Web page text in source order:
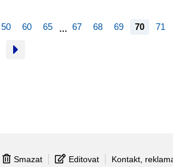
50 60 65 … 67 68 69 70 71
Smazat Editovat Kontakt,